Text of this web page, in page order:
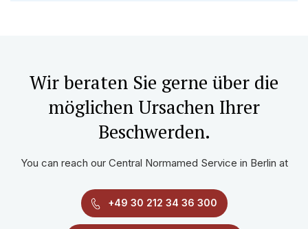
Wir beraten Sie gerne über die
möglichen Ursachen Ihrer
Beschwerden.
You can reach our Central Normamed Service in Berlin at
+49 30 212 34 36 300